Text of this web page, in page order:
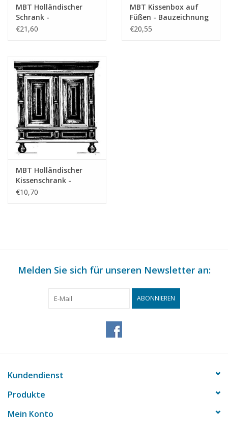
MBT Holländischer
Schrank -
Bauzeichnung
€21,60
MBT Kissenbox auf
Füßen - Bauzeichnung
Maßstab 1 : N/A
€20,55
MBT Holländischer
Kissenschrank -
Bauzeichnung
€10,70
Melden Sie sich für unseren Newsletter an:
ABONNIEREN
Kundendienst
Produkte
Mein Konto